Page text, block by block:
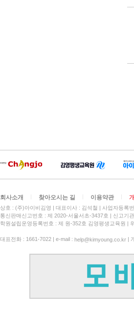
회사소개 찾아오시는 길 이용약관
상호 : (주)아이비김영 대표이사 : 김석철 사업자등록
통신판매신고번호 : 제 2020-서울서초-3437호
신고기
학원설립운영등록번호 : 제 원-352호 김영평생교육원 |
대표전화 : 1661-7022 | e-mail : help@kimyoung.co.kr |